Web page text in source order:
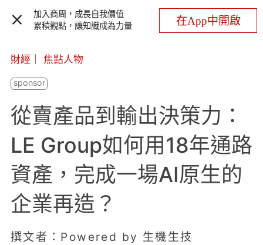
加入商周，成長自我價值
累積觀點，讓知識成為力量
在App中開啟
財經 焦點人物
從賣產品到輸出決策力：
LE Group如何用18年通路
資產，完成一場AI原生的
企業再造？
撰文者：Powered by 生機生技